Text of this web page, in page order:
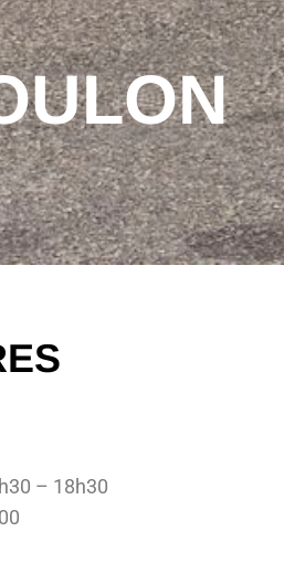
– 18h30